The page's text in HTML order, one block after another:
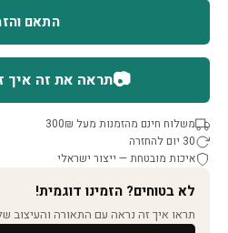
התאם
📷תראה את זה איך
משלוח חינם מהזמנות מעל 300₪
30 יום להחזרה
איכות מובטחת — ייצור ישראלי
לא בטוחים? הזמינו דוגמית!
תראו איך זה נראה עם התאורה והעיצוב